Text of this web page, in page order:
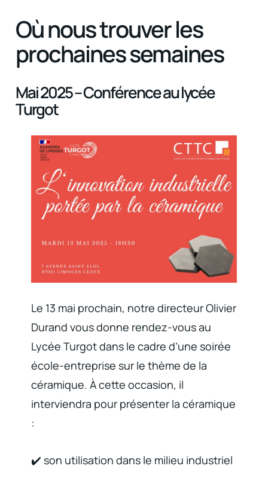
Où nous trouver les
prochaines semaines
Mai 2025 – Conférence au lycée
Turgot
Le 13 mai prochain, notre directeur Olivier
Durand vous donne rendez-vous au
Lycée Turgot dans le cadre d’une soirée
école-entreprise sur le thème de la
céramique. À cette occasion, il
interviendra pour présenter la céramique
:
✔️ son utilisation dans le milieu industriel